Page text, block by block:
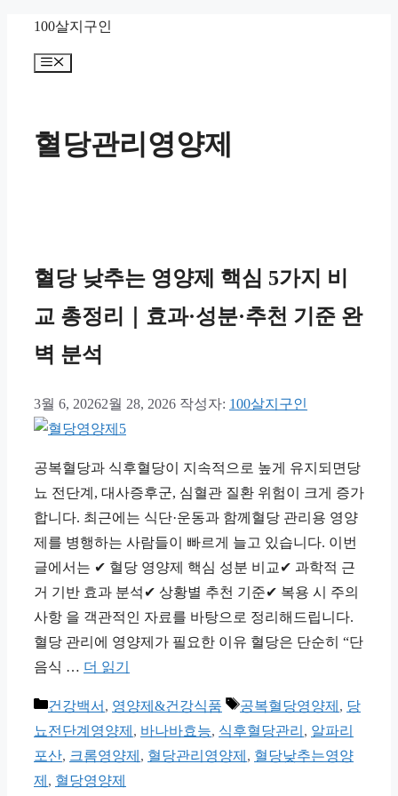
100살지구인
메
혈당관리영양제
혈당 낮추는 영양제 핵심 5가지 비
교 총정리｜효과·성분·추천 기준 완
벽 분석
3월 6, 20262월 28, 2026 작성자: 100살지구인
공복혈당과 식후혈당이 지속적으로 높게 유지되면당
뇨 전단계, 대사증후군, 심혈관 질환 위험이 크게 증가
합니다. 최근에는 식단·운동과 함께혈당 관리용 영양
제를 병행하는 사람들이 빠르게 늘고 있습니다. 이번
글에서는 ✔ 혈당 영양제 핵심 성분 비교✔ 과학적 근
거 기반 효과 분석✔ 상황별 추천 기준✔ 복용 시 주의
사항 을 객관적인 자료를 바탕으로 정리해드립니다.
혈당 관리에 영양제가 필요한 이유 혈당은 단순히 “단
음식 … 더 읽기
카
테
고
리
건강백서 , 영양제&건강식품
태
그
공복혈당영양제 , 당
뇨전단계영양제 , 바나바효능, 식후혈당관리 , 알파리
포산, 크롬영양제 , 혈당관리영양제 , 혈당낮추는영양
제 , 혈당영양제